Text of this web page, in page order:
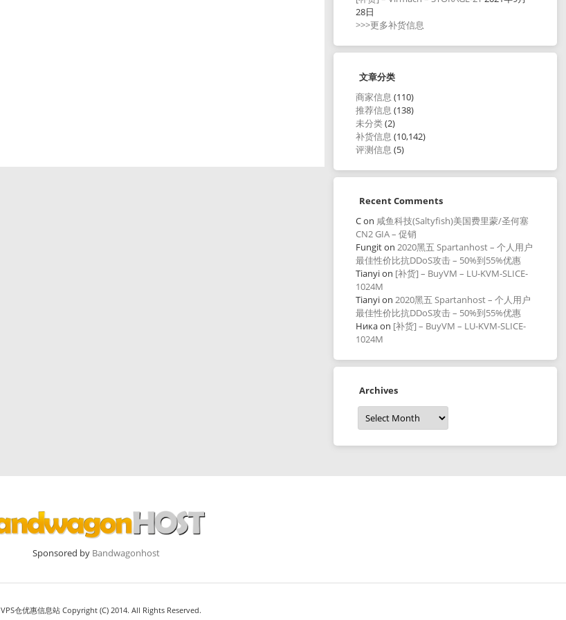
28日
>>>更多补货信息
文章分类
商家信息 (110)
推荐信息 (138)
未分类(2)
补货信息 (10,142)
评测信息 (5)
Recent Comments
Con 咸鱼科技(Saltyfish)美国费里蒙/圣何塞
CN2 GIA – 促销
Fungiton2020黑五 Spartanhost – 个人用户
最佳性价比抗DDoS攻击 – 50%到55%优惠
Tianyion [补货] – BuyVM – LU-KVM-SLICE-
1024M
Tianyion2020黑五 Spartanhost – 个人用户
最佳性价比抗DDoS攻击 – 50%到55%优惠
Никаon [补货] – BuyVM – LU-KVM-SLICE-
1024M
Archives
Archives
Sponsored by Bandwagonhost
VPS仓优惠信息站 Copyright (C) 2014. All Rights Reserved.